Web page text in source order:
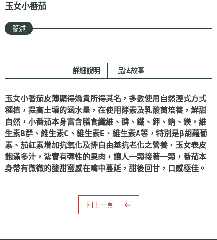
玉女小番茄
簡述
詳細說明 品牌故事
玉女小番茄皮薄顯得嬌貴所得其名，多數使用自然溼式方式
種植，提高土壤的涵水量，在使用酵素及乳酸菌培養，鮮甜
自然，小番茄本身富含膳食纖維、磷、鐵、鉀、鈉、鎂，維
生素B群、維生素C、維生素E、維生素A等，特別是β胡蘿蔔
素、茄紅素增加抗氧化及排自由基抗老化之營養，玉女表皮
飽滿多汁，紮實有彈性的果肉，讓人一顆接著一顆，番茄本
身帶有微微的酸甜蜜感在嘴中蔓延，甜後回甘，口感極佳。
回上一頁